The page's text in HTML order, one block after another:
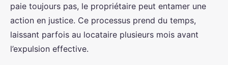
paie toujours pas, le propriétaire peut entamer une
action en justice. Ce processus prend du temps,
laissant parfois au locataire plusieurs mois avant
l’expulsion effective.